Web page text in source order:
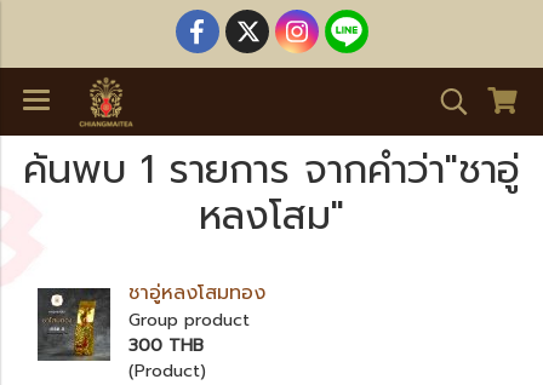
ค้นพบ 1 รายการ จากคำว่า"ชาอู่
หลงโสม"
ชาอู่หลงโสมทอง
Group product
300 THB
(Product)